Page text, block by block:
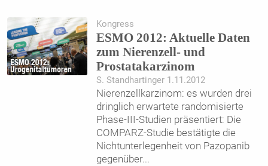
Kongress
ESMO 2012: Aktuelle Daten
zum Nierenzell- und
Prostatakarzinom
S. Standhartinger 1.11.2012
Nierenzellkarzinom: es wurden drei
dringlich erwartete randomisierte
Phase-III-Studien präsentiert: Die
COMPARZ-Studie bestätigte die
Nichtunterlegenheit von Pazopanib
gegenüber...